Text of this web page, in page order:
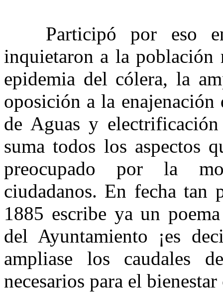
Participó por eso en
inquietaron a la población
epidemia del cólera, la
oposición a la
de Aguas y
suma todos los aspectos
preocupado por la
ciudadanos. En fecha tan
1885 escribe ya un
del Ayuntamiento ¡es
ampliase los caudales
necesarios para el